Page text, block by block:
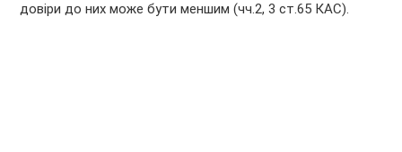
довіри до них може бути меншим (чч.2, 3 ст.65 КАС).